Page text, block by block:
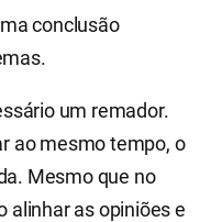
conclusão
um remador.
ao mesmo tempo, o
Mesmo que no
alinhar as opiniões e